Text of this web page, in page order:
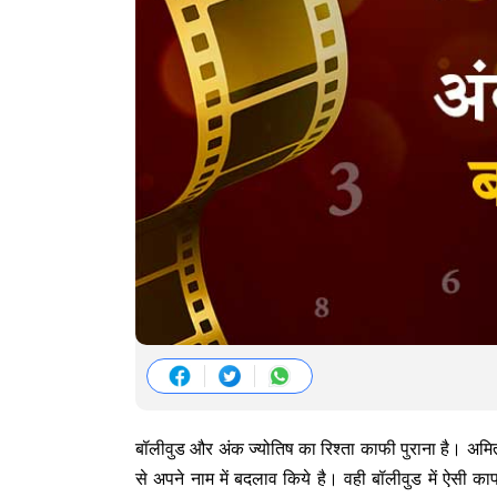
बॉलीवुड और अंक ज्योतिष का रिश्ता काफी पुराना है।
से अपने नाम में बदलाव किये है। वही बॉलीवुड में ऐसी